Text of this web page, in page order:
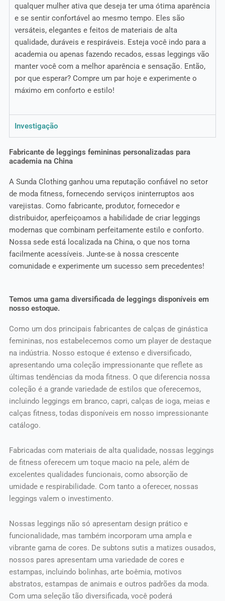
qualquer mulher ativa que deseja ter uma ótima aparência
e se sentir confortável ao mesmo tempo. Eles são
versáteis, elegantes e feitos de materiais de alta
qualidade, duráveis e respiráveis. Esteja você indo para a
academia ou apenas fazendo recados, essas leggings vão
manter você com a melhor aparência e sensação. Então,
por que esperar? Compre um par hoje e experimente o
máximo em conforto e estilo!
Investigação
Fabricante de leggings femininas personalizadas para
academia na China
A Sunda Clothing ganhou uma reputação confiável no setor
de moda fitness, fornecendo serviços ininterruptos aos
varejistas. Como fabricante, produtor, fornecedor e
distribuidor, aperfeiçoamos a habilidade de criar leggings
modernas que combinam perfeitamente estilo e conforto.
Nossa sede está localizada na China, o que nos torna
facilmente acessíveis. Junte-se à nossa crescente
comunidade e experimente um sucesso sem precedentes!
Temos uma gama diversificada de leggings disponíveis em
nosso estoque.
Como um dos principais fabricantes de calças de ginástica
femininas, nos estabelecemos como um player de destaque
na indústria. Nosso estoque é extenso e diversificado,
apresentando uma coleção impressionante que reflete as
últimas tendências da moda fitness. O que diferencia nossa
coleção é a grande variedade de estilos que oferecemos,
incluindo leggings em branco, capri, calças de ioga, meias e
calças fitness, todas disponíveis em nosso impressionante
catálogo.
Fabricadas com materiais de alta qualidade, nossas leggings
de fitness oferecem um toque macio na pele, além de
excelentes qualidades funcionais, como absorção de
umidade e respirabilidade. Com tanto a oferecer, nossas
leggings valem o investimento.
Nossas leggings não só apresentam design prático e
funcionalidade, mas também incorporam uma ampla e
vibrante gama de cores. De subtons sutis a matizes ousados,
nossos pares apresentam uma variedade de cores e
estampas, incluindo bolinhas, arte boêmia, motivos
abstratos, estampas de animais e outros padrões da moda.
Com uma seleção tão diversificada, você poderá